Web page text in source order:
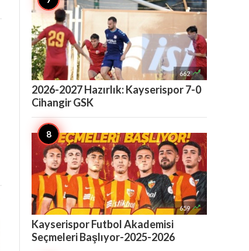
662 
2026-2027 Hazırlık: Kayserispor 7-0
Cihangir GSK
659 
Kayserispor Futbol Akademisi
Seçmeleri Başlıyor-2025-2026